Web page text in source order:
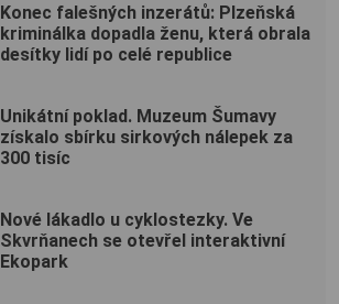
Konec falešných inzerátů: Plzeňská
kriminálka dopadla ženu, která obrala
desítky lidí po celé republice
Unikátní poklad. Muzeum Šumavy
získalo sbírku sirkových nálepek za
300 tisíc
Nové lákadlo u cyklostezky. Ve
Skvrňanech se otevřel interaktivní
Ekopark